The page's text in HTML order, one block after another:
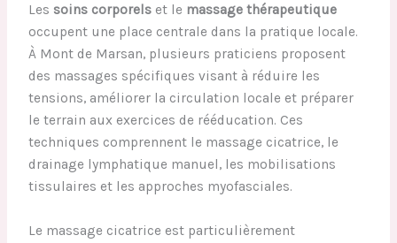
Les soins corporels et le massage thérapeutique
occupent une place centrale dans la pratique locale.
À Mont de Marsan, plusieurs praticiens proposent
des massages spécifiques visant à réduire les
tensions, améliorer la circulation locale et préparer
le terrain aux exercices de rééducation. Ces
techniques comprennent le massage cicatrice, le
drainage lymphatique manuel, les mobilisations
tissulaires et les approches myofasciales.
Le massage cicatrice est particulièrement